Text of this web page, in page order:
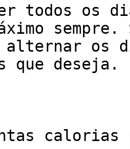
alternar os
que deseja.
calorias